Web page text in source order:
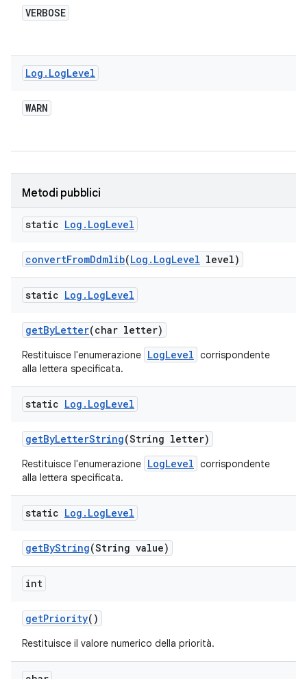
VERBOSE
Log . LogLevel
WARN
Metodi pubblici
static Log . LogLevel
convertFromDdmlib(Log . LogLevel level)
static Log . LogLevel
getByLetter(char letter)
Restituisce l'enumerazione LogLevel corrispondente
alla lettera specificata.
static Log . LogLevel
getByLetterString(String letter)
Restituisce l'enumerazione LogLevel corrispondente
alla lettera specificata.
static Log . LogLevel
getByString(String value)
int
getPriority()
Restituisce il valore numerico della priorità.